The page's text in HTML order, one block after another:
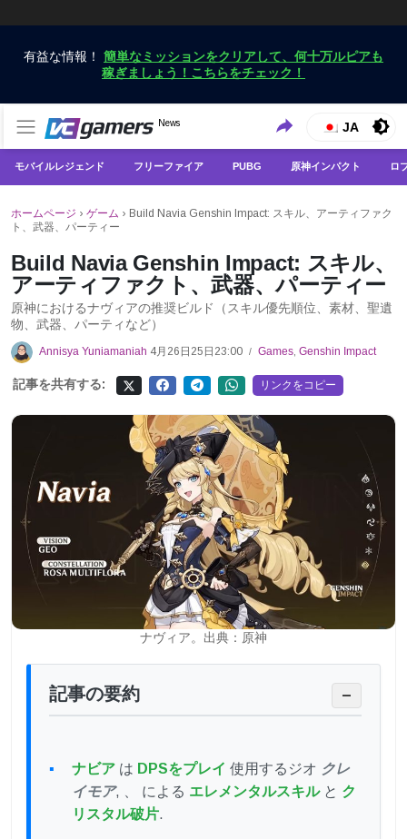
有益な情報！ 簡単なミッションをクリアして、何十万ルピアも
稼ぎましょう！こちらをチェック！
VCGamers ニュース
News
VCGamersだけで最新のゲームニュースを入手
JA
モバイルレジェンド フリーファイア PUBG 原神インパクト ロ
ホームページ › ゲーム › Build Navia Genshin Impact: スキル、アーティファク
ト、武器、パーティー
Build Navia Genshin Impact: スキル、
アーティファクト、武器、パーティー
原神におけるナヴィアの推奨ビルド（スキル優先順位、素材、聖遺
物、武器、パーティなど）
Annisya Yuniamaniah 4月26日25日23:00 / Games, Genshin Impact
記事を共有する: リンクをコピー
ナヴィア。出典：原神
記事の要約 −
ナビア は DPSをプレイ 使用するジオ クレ
イモア, 、 による エレメンタルスキルと ク
リスタル破片.